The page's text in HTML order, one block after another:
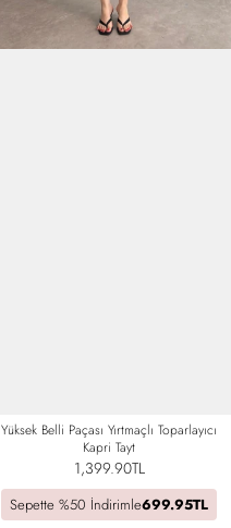
Yüksek Belli Paçası Yırtmaçlı Toparlayıcı
Kapri Tayt
1,399.90TL
Sepette %50 İndirimle699.95TL